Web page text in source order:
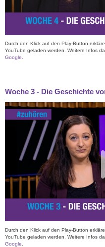
Durch den Klick auf den Play-Button
YouTube geladen werden. Weitere Infos
Google
Woche 3 - Die Geschichte
Durch den Klick auf den Play-Button
YouTube geladen werden. Weitere Infos
Google